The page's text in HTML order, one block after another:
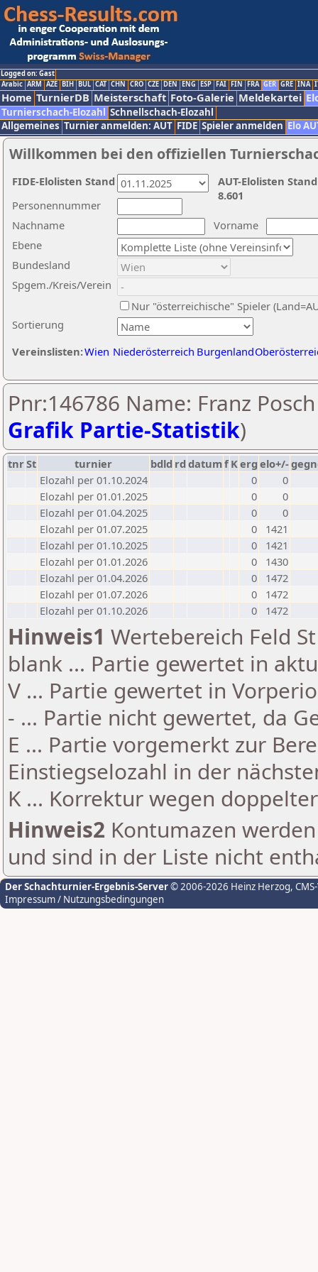
Logged on: Gast
Arabic ARM AZE BIH BUL CAT CHN CRO CZE DEN ENG ESP FAI FIN FRA GER GRE INA
Home TurnierDB Meisterschaft Foto-Galerie Meldekartei
Turnierschach-Elozahl Schnellschach-Elozahl
Allgemeines Turnier anmelden: AUT FIDE Spieler anmelden Elo
Willkommen bei den offiziellen
Nachname
Vorname
Ebene
Sortierung
Personennummer
Bundesland
Spgem./Kreis/Verein
Nur "österreichische" Spieler
Vereinslisten:Wien Niederösterreich Burgenland
AUT-Elolisten
8.601
FIDE-Elolisten Stand
Pnr:146786 Name: Franz
Grafik Partie-Statistik)
tnrSt turnier bdld rd datumf Kerg elo+/-
Elozahl per 01.10.2024
0
0
Elozahl per 01.01.2025
0
0
Elozahl per 01.04.2025
0
0
Elozahl per 01.07.2025
0
1421
Elozahl per 01.10.2025
0
1421
Elozahl per 01.01.2026
0
1430
Elozahl per 01.04.2026
0
1472
Elozahl per 01.07.2026
0
1472
Elozahl per 01.10.2026
0 1472
Hinweis1 Wertebereich Feld
blank ... Partie gewertet in
V ... Partie gewertet in
- ... Partie nicht gewertet, da
E ... Partie vorgemerkt zur
Einstiegselozahl in der
K ... Korrektur wegen
Hinweis2 Kontumazen
und sind in der Liste nicht
Der Schachturnier-Ergebnis-Server© 2006-2026 Heinz Herzog,
Impressum / Nutzungsbedingungen